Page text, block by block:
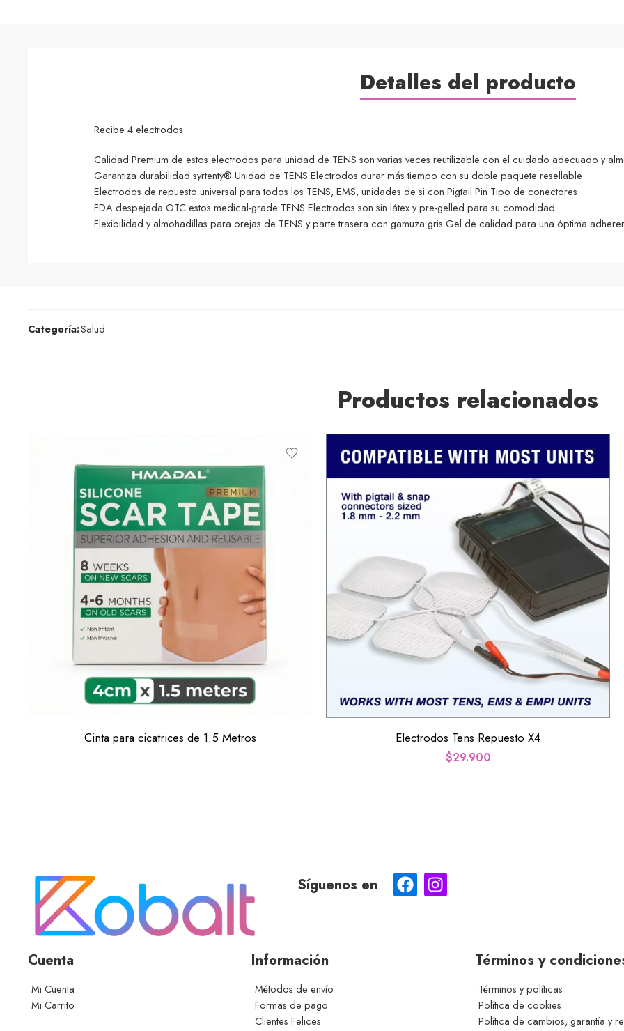
Detalles del producto
Recibe 4 electrodos.
Calidad Premium de estos electrodos para unidad de TENS son varias veces reutilizable con el cuidado adecuado y
Garantiza durabilidad syrtenty® Unidad de TENS Electrodos durar más tiempo con su doble paquete resellable
Electrodos de repuesto universal para todos los TENS, EMS, unidades de si con Pigtail Pin Tipo de conectores
FDA despejada OTC estos medical-grade TENS Electrodos son sin látex y pre-gelled para su comodidad
Flexibilidad y almohadillas para orejas de TENS y parte trasera con gamuza gris Gel de calidad para una óptima
Categoría:Salud
Productos relacionados
Cinta para cicatrices de 1.5 Metros Electrodos Tens Repuesto X4
$29.900
Síguenos en
Cuenta
Mi Cuenta
Mi Carrito
Información
Métodos de envío
Formas de pago
Clientes Felices
Términos y
Términos y políticas
Política de cookies
Política de cambios, garantía y